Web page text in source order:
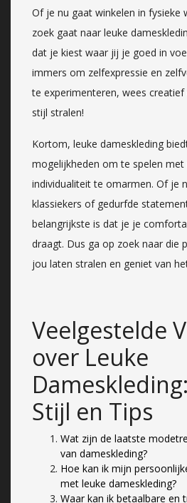
Of je nu gaat winkelen in fysieke
zoek gaat naar leuke
dat je kiest waar jij je goed in
immers om zelfexpressie en
te experimenteren, wees
stijl stralen!
Kortom, leuke dameskleding
mogelijkheden om te spelen
individualiteit te omarmen. Of je
klassiekers of gedurfde
belangrijkste is dat je je
draagt. Dus ga op zoek naar die
jou laten stralen en geniet van
Veelgestelde
over Leuke
Stijl en Tips
Wat zijn de laatste
van dameskleding?
Hoe kan ik mijn
met leuke dameskleding?
Waar kan ik betaalbare en